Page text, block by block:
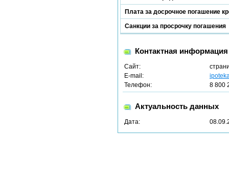
Плата за досрочное погашение
Санкции за просрочку погашения
Контактная информация
Сайт:
E-mail:
Телефон:
8 800
Актуальность данных
Дата: